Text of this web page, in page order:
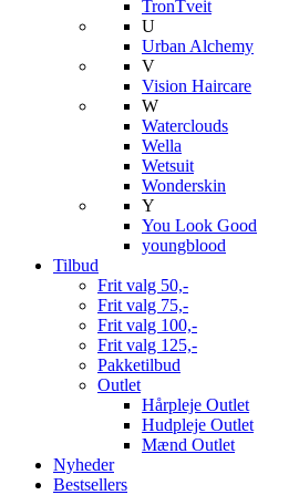
TronTveit
U
Urban Alchemy
V
Vision Haircare
W
Waterclouds
Wella
Wetsuit
Wonderskin
Y
You Look Good
youngblood
Tilbud
Frit valg 50,-
Frit valg 75,-
Frit valg 100,-
Frit valg 125,-
Pakketilbud
Outlet
Hårpleje Outlet
Hudpleje Outlet
Mænd Outlet
Nyheder
Bestsellers